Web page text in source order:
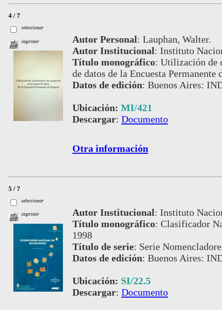
4 / 7
seleccionar
imprimir Autor Personal: Lauphan, Walter.
Autor Institucional: Instituto
Título monográfico: Utilización de
de datos de la Encuesta Permanente
Datos de edición: Buenos Aires:
Ubicación: MI/421
Descargar: Documento
Otra información
5 / 7
seleccionar
imprimir Autor Institucional: Instituto
Título monográfico: Clasificador
1998
Título de serie: Serie
Datos de edición: Buenos Aires:
Ubicación: SI/22.5
Descargar: Documento